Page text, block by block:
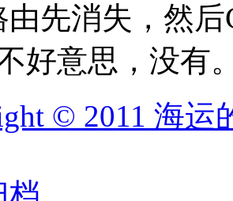
由先消失，然
好意思，没有
© 2011 海运